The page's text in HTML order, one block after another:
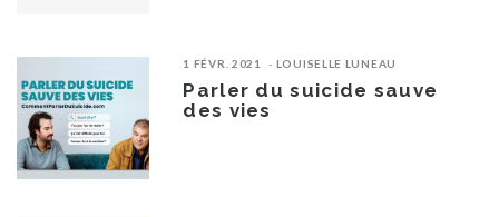
1 FÉVR. 2021 LOUISELLE LUNEAU
Parler du suicide sauve
des vies